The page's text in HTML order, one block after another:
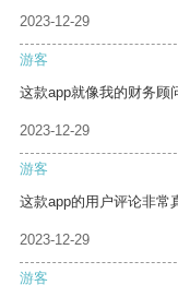
2023-12-29
游客
这款app就像我的财务顾
2023-12-29
游客
这款app的用户评论非常
2023-12-29
游客